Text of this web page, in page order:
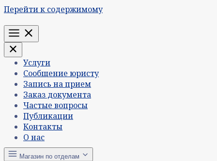
Перейти к содержимому
Меню
Услуги
Сообщение юристу
Запись на прием
Заказ документа
Частые вопросы
Публикации
Контакты
О нас
Магазин по отделам